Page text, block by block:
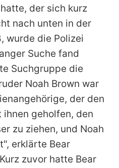
der sich kurz
nach unten in der
wurde die Polizei
Suche fand
Suchgruppe die
Noah Brown war
der den
ihnen geholfen, den
zu ziehen, und Noah
erklärte Bear
zuvor hatte Bear